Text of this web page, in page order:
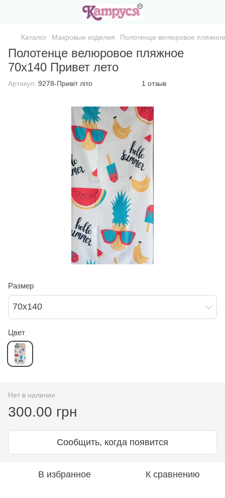
Каталог Махровые изделия Полотенце велюровое
Полотенце велюровое пляжное
70х140 Привет лето
Артикул: 9278-Привіт літо 1 отзыв
Размер
70х140
Цвет
Нет в наличии
300.00 грн
Сообщить, когда появится
В избранное К сравнению